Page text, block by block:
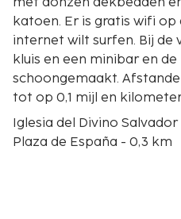
katoen. Er is gratis wifi
internet wilt surfen. Bij de
kluis en een minibar en
schoongemaakt.
tot op 0,1 mijl en
Iglesia del Divino
Plaza de España - 0,3 km